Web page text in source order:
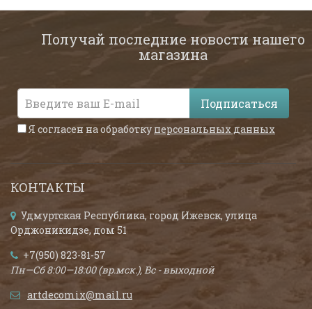
Получай последние новости нашего
магазина
Подписаться
Я согласен на обработку персональных данных
КОНТАКТЫ
Удмуртская Республика, город Ижевск, улица
Орджоникидзе, дом 51
+7(950) 823-81-57
Пн—Сб 8:00—18:00 (вр.мск.), Вс - выходной
artdecomix@mail.ru